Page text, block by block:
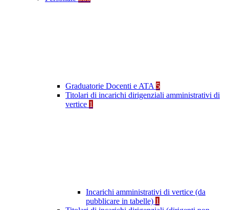
Graduatorie Docenti e ATA 5
Titolari di incarichi dirigenziali amministrativi di
vertice 1
Incarichi amministrativi di vertice (da
pubblicare in tabelle) 1